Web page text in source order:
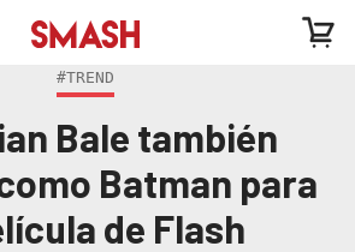
#TREND
Bale también
Batman para
de Flash